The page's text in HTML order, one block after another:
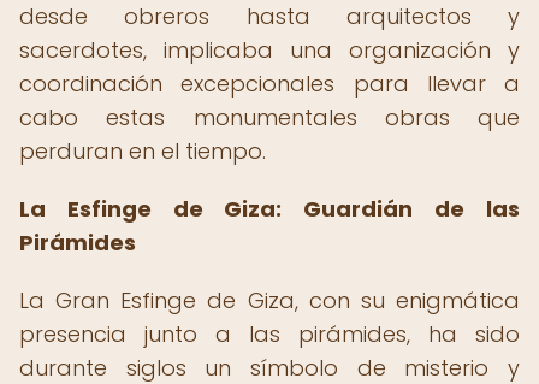
desde obreros hasta arquitectos y
sacerdotes, implicaba una organización y
coordinación excepcionales para llevar a
cabo estas monumentales obras que
perduran en el tiempo.
La Esfinge de Giza: Guardián de las
Pirámides
La Gran Esfinge de Giza, con su enigmática
presencia junto a las pirámides, ha sido
durante siglos un símbolo de misterio y